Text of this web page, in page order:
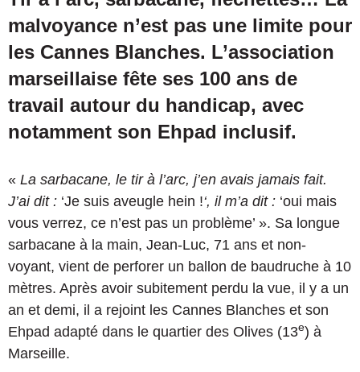
malvoyance n’est pas une limite pour
les Cannes Blanches. L’association
marseillaise fête ses 100 ans de
travail autour du handicap, avec
notamment son Ehpad inclusif.
« La sarbacane, le tir à l’arc, j’en avais jamais fait.
J’ai dit : ‘Je suis aveugle hein !‘, il m’a dit : ‘oui mais
vous verrez, ce n’est pas un problème’ ». Sa longue
sarbacane à la main, Jean-Luc, 71 ans et non-
voyant, vient de perforer un ballon de baudruche à 10
mètres. Après avoir subitement perdu la vue, il y a un
an et demi, il a rejoint les Cannes Blanches et son
Ehpad adapté dans le quartier des Olives (13e) à
Marseille.